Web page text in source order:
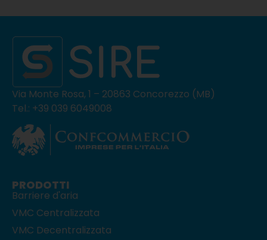
Via Monte Rosa, 1 – 20863 Concorezzo (MB)
Tel.: +39 039 6049008
PRODOTTI
Barriere d'aria
VMC Centralizzata
VMC Decentralizzata